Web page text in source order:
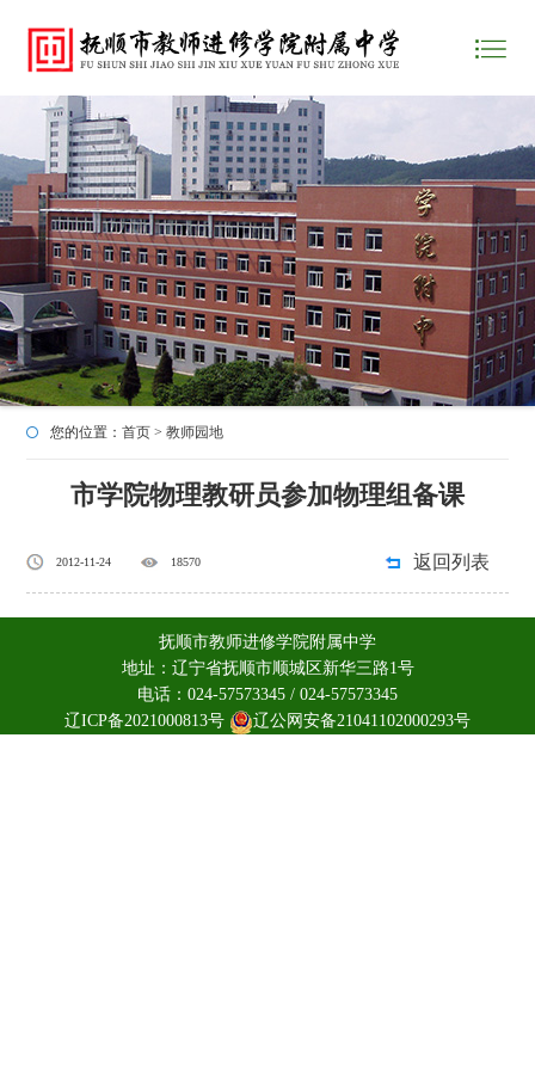
您的位置：首页 >教师园地
市学院物理教研员参加物理组备课
2012-11-24 18570 返回列表
抚顺市教师进修学院附属中学
地址：辽宁省抚顺市顺城区新华三路1号
电话：024-57573345 / 024-57573345
辽ICP备2021000813号
辽公网安备21041102000293号